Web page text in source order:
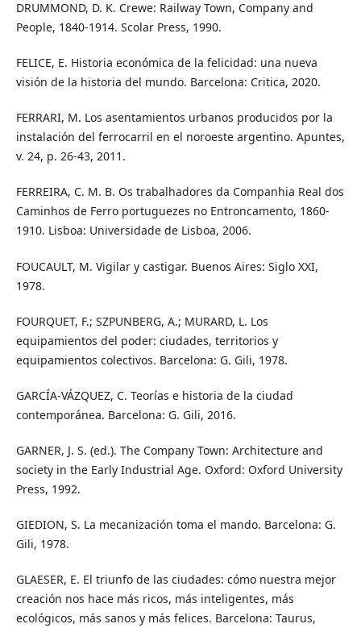
DRUMMOND, D. K. Crewe: Railway Town, Company and
People, 1840-1914. Scolar Press, 1990.
FELICE, E. Historia económica de la felicidad: una nueva
visión de la historia del mundo. Barcelona: Critica, 2020.
FERRARI, M. Los asentamientos urbanos producidos por la
instalación del ferrocarril en el noroeste argentino. Apuntes,
v. 24, p. 26-43, 2011.
FERREIRA, C. M. B. Os trabalhadores da Companhia Real dos
Caminhos de Ferro portuguezes no Entroncamento, 1860-
1910. Lisboa: Universidade de Lisboa, 2006.
FOUCAULT, M. Vigilar y castigar. Buenos Aires: Siglo XXI,
1978.
FOURQUET, F.; SZPUNBERG, A.; MURARD, L. Los
equipamientos del poder: ciudades, territorios y
equipamientos colectivos. Barcelona: G. Gili, 1978.
GARCÍA-VÁZQUEZ, C. Teorías e historia de la ciudad
contemporánea. Barcelona: G. Gili, 2016.
GARNER, J. S. (ed.). The Company Town: Architecture and
society in the Early Industrial Age. Oxford: Oxford University
Press, 1992.
GIEDION, S. La mecanización toma el mando. Barcelona: G.
Gili, 1978.
GLAESER, E. El triunfo de las ciudades: cómo nuestra mejor
creación nos hace más ricos, más inteligentes, más
ecológicos, más sanos y más felices. Barcelona: Taurus,